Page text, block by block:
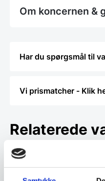
Om koncernen &
Har du spørgsmål til
Vi prismatcher - Klik
Relaterede